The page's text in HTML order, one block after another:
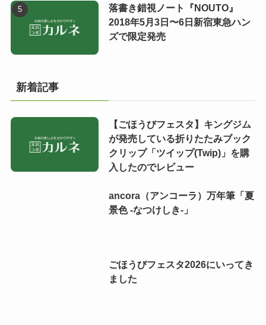
落書き錯視ノート『NOUTO』
2018年5月3日〜6日新宿東急ハン
ズで限定発売
新着記事
【ごほうびフェスタ】キングジム
が発売している折りたたみブック
クリップ「ツイップ(Twip)」を購
入したのでレビュー
ancora（アンコーラ）万年筆「夏
景色 -なつけしき-」
ごほうびフェスタ2026にいってき
ました